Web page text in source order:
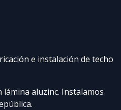
e instalación de techo
aluzinc. Instalamos